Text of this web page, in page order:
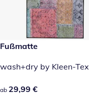
29,99 €
Fußmatte
wash+dry by Kleen-Tex
29,99 €
ab 29,99 €